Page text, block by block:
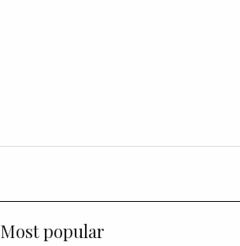
Most popular